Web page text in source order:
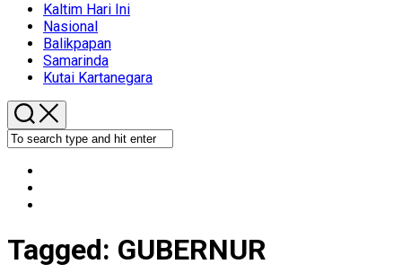
Kaltim Hari Ini
Nasional
Balikpapan
Samarinda
Kutai Kartanegara
Tagged: GUBERNUR